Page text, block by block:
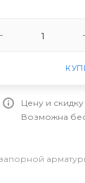
Цену и
Возможна